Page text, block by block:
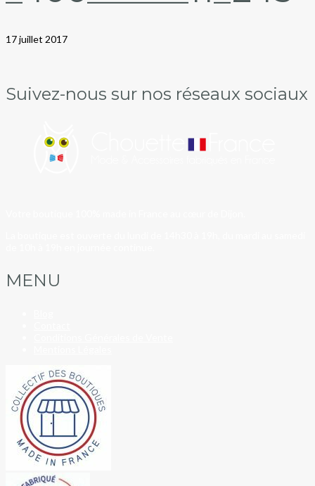
17 juillet 2017
Suivez-nous sur nos réseaux sociaux
MENU